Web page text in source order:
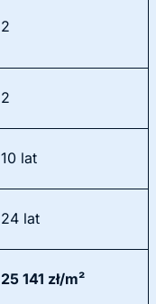
2
2
10 lat
24 lat
25 141 zł/m²